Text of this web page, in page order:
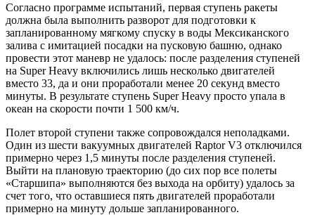
Согласно программе испытаний, первая ступень ракеты
должна была выполнить разворот для подготовки к
запланированному мягкому спуску в воды Мексиканского
залива с имитацией посадки на пусковую башню, однако
провести этот маневр не удалось: после разделения ступеней
на Super Heavy включились лишь несколько двигателей
вместо 33, да и они проработали менее 20 секунд вместо
минуты. В результате ступень Super Heavy просто упала в
океан на скорости почти 1 500 км/ч.
Полет второй ступени также сопровождался неполадками.
Один из шести вакуумных двигателей Raptor V3 отключился
примерно через 1,5 минуты после разделения ступеней.
Выйти на плановую траекторию (до сих пор все полеты
«Старшипа» выполняются без выхода на орбиту) удалось за
счет того, что оставшиеся пять двигателей проработали
примерно на минуту дольше запланированного.